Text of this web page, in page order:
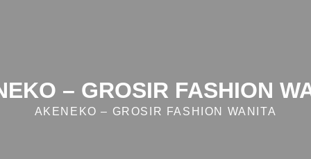
– GROSIR FASHION
AKENEKO – GROSIR FASHION WANITA